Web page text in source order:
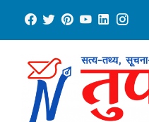
content